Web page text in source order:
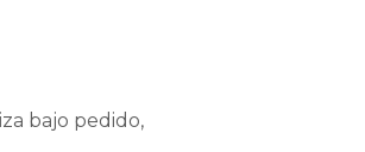
bajo pedido,